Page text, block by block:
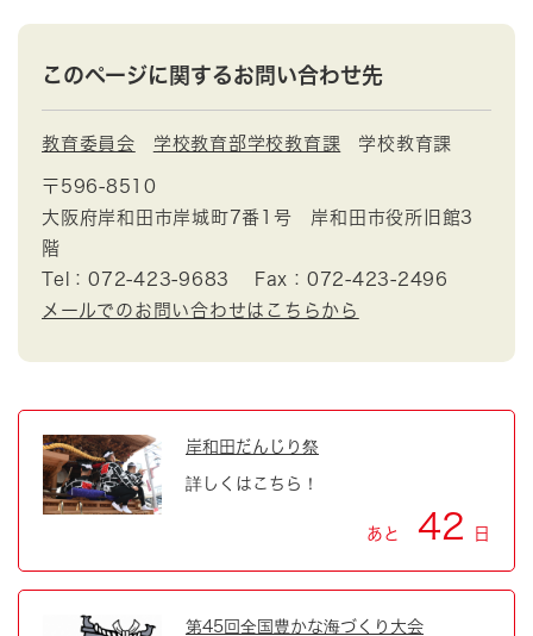
このページに関するお問い合わせ先
教育委員会 学校教育部学校教育課 学校教育課
〒596-8510
大阪府岸和田市岸城町7番1号 岸和田市役所旧館3
階
Tel：072-423-9683
Fax：072-423-2496
メールでのお問い合わせはこちらから
岸和田だんじり祭
詳しくはこちら！
あと 42 日
第45回全国豊かな海づくり大会